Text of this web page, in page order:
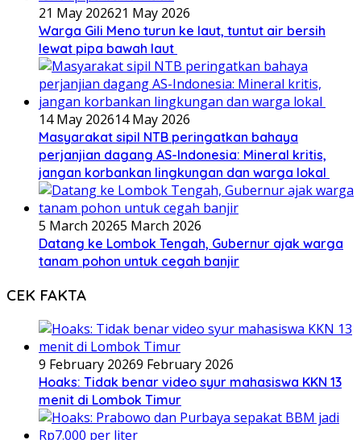
21 May 202621 May 2026
Warga Gili Meno turun ke laut, tuntut air bersih
lewat pipa bawah laut
14 May 202614 May 2026
Masyarakat sipil NTB peringatkan bahaya
perjanjian dagang AS-Indonesia: Mineral kritis,
jangan korbankan lingkungan dan warga lokal
5 March 20265 March 2026
Datang ke Lombok Tengah, Gubernur ajak warga
tanam pohon untuk cegah banjir
CEK FAKTA
9 February 20269 February 2026
Hoaks: Tidak benar video syur mahasiswa KKN 13
menit di Lombok Timur